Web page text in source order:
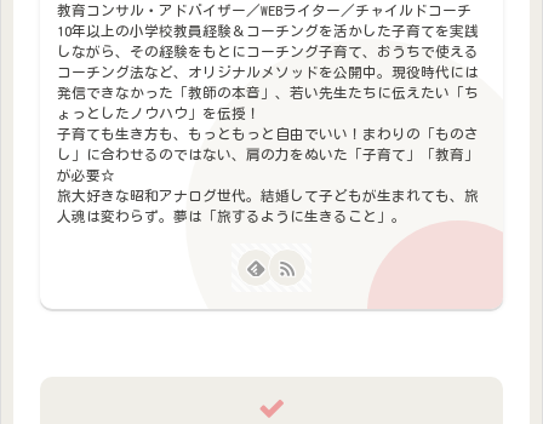
教育コンサル・アドバイザー／WEBライター／チャイルドコーチ
10年以上の小学校教員経験＆コーチングを活かした子育てを実践
しながら、その経験をもとにコーチング子育て、おうちで使える
コーチング法など、オリジナルメソッドを公開中。現役時代には
発信できなかった「教師の本音」、若い先生たちに伝えたい「ち
ょっとしたノウハウ」を伝授！
子育ても生き方も、もっともっと自由でいい！まわりの「ものさ
し」に合わせるのではない、肩の力をぬいた「子育て」「教育」
が必要☆
旅大好きな昭和アナログ世代。結婚して子どもが生まれても、旅
人魂は変わらず。夢は「旅するように生きること」。